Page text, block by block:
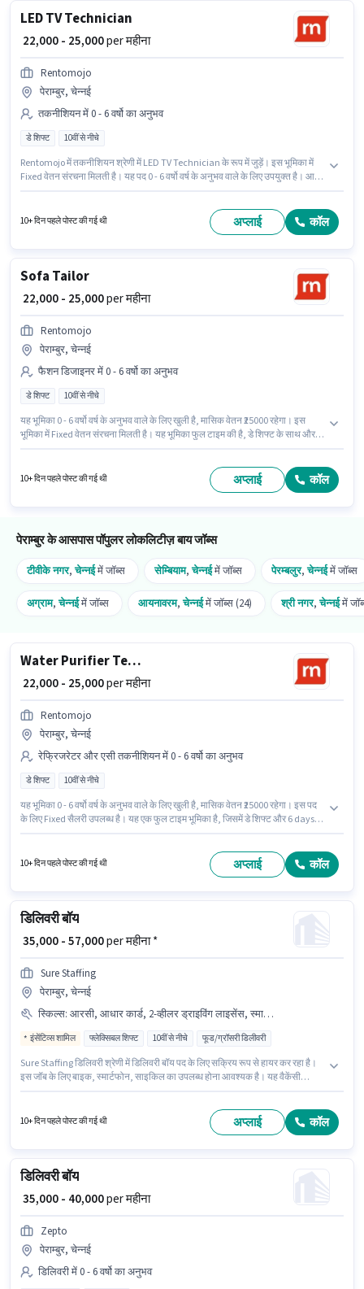
LED TV Technician
₹ 22,000 - 25,000per महीना
Rentomojo
पेराम्बुर, चेन्नई
तकनीशियन में 0 - 6 वर्षो का अनुभव
डे शिफ्ट 10वीं से नीचे
Rentomojo में तकनीशियन श्रेणी में LED TV Technician के रूप में जुड़ें। इस भूमिका में
Fixed वेतन संरचना मिलती है। यह पद 0 - 6 वर्षो वर्ष के अनुभव वाले के लिए उपयुक्त है। आप
आवेदन कर सकते हैं। यह वैकेंसी पेराम्बुर, चेन्नई में है।
10+ दिन पहले पोस्ट की गई थी अप्लाई कॉल
Sofa Tailor
₹ 22,000 - 25,000per महीना
Rentomojo
पेराम्बुर, चेन्नई
फैशन डिजाइनर में 0 - 6 वर्षो का अनुभव
डे शिफ्ट 10वीं से नीचे
यह भूमिका 0 - 6 वर्षो वर्ष के अनुभव वाले के लिए खुली है, मासिक वेतन ₹25000 रहेगा। इस
भूमिका में Fixed वेतन संरचना मिलती है। यह भूमिका फुल टाइम की है, डे शिफ्ट के साथ और 6
लिए 10वीं से नीचे योग्यता वाले उम्मीदवार आवेदन कर सकते हैं।
10+ दिन पहले पोस्ट की गई थी अप्लाई कॉल
पेराम्बुर के आसपास पॉपुलर लोकलिटीज़ बाय जॉब्स
टीवीके नगर,चेन्नईमें जॉब्स सेम्बियाम,चेन्नईमें जॉब्स पेरम्बलुर,चेन्नईमें जॉब्स
अग्राम,चेन्नईमें जॉब्स आयनावरम,चेन्नईमें जॉब्स (24) श्री नगर,चेन्नईमें
Water Purifier Technician
₹ 22,000 - 25,000per महीना
Rentomojo
पेराम्बुर, चेन्नई
रेफ्रिजरेटर और एसी तकनीशियन में 0 - 6 वर्षो का अनुभव
डे शिफ्ट 10वीं से नीचे
यह भूमिका 0 - 6 वर्षो वर्ष के अनुभव वाले के लिए खुली है, मासिक वेतन ₹25000 रहेगा। इस पद
के लिए Fixed सैलरी उपलब्ध है। यह एक फुल टाइम भूमिका है, जिसमें डे शिफ्ट और 6 days
तकनीशियन श्रेणी में Water Purifier Technician के रूप में जुड़ें।
10+ दिन पहले पोस्ट की गई थी अप्लाई कॉल
डिलिवरी बॉय
₹ 35,000 - 57,000per महीना *
Sure Staffing
पेराम्बुर, चेन्नई
स्किल्स: आरसी, आधार कार्ड, 2-व्हीलर ड्राइविंग लाइसेंस, स्मार्टफोन, बाइक, बैंक अकाउंट, PAN कार्ड, साइकिल, टू-व्हीलर ड्राइविंग
इंसेंटिव्स शामिल फ्लेक्सिबल शिफ्ट 10वीं से नीचे फूड/ग्रॉसरी डिलीवरी
Sure Staffing डिलिवरी श्रेणी में डिलिवरी बॉय पद के लिए सक्रिय रूप से हायर कर रहा है।
इस जॉब के लिए बाइक, स्मार्टफोन, साइकिल का उपलब्ध होना आवश्यक है। यह वैकेंसी
इस पद के लिए Fixed + Incentives सैलरी उपलब्ध है।
10+ दिन पहले पोस्ट की गई थी अप्लाई कॉल
डिलिवरी बॉय
₹ 35,000 - 40,000per महीना
Zepto
पेराम्बुर, चेन्नई
डिलिवरी में 0 - 6 वर्षो का अनुभव